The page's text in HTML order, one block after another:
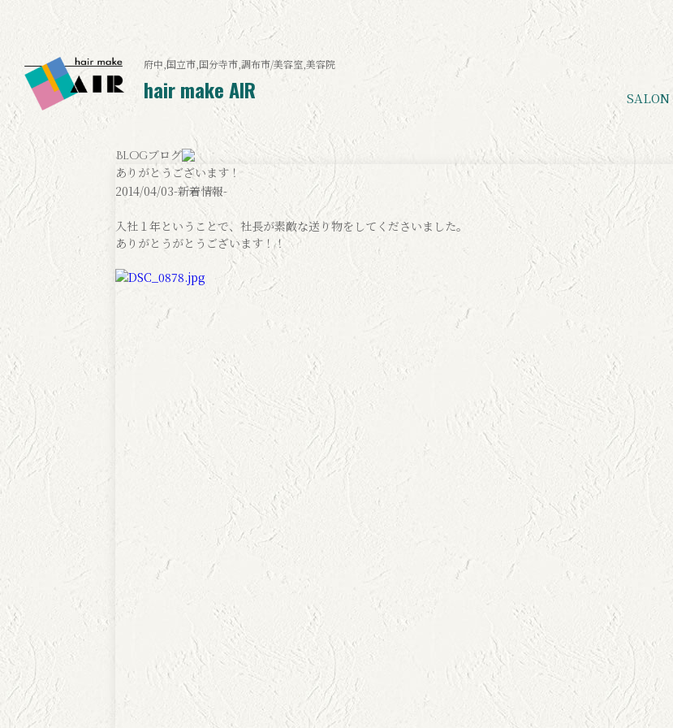
府中,国立市,国分寺市,調布市/美容室,美容院
hair make AIR SALON
Blogブログ
ありがとうございます！
2014/04/03-新着情報-
入社１年ということで、社長が素敵な送り物をしてくださいました。
ありがとうがとうございます！！